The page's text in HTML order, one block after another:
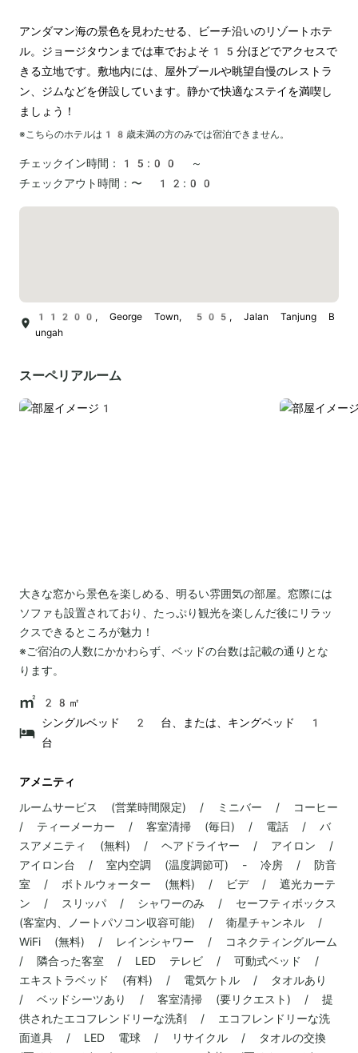
アンダマン海の景色を見わたせる、ビーチ沿いのリゾートホテ
ル。ジョージタウンまでは車でおよそ15分ほどでアクセスで
きる立地です。敷地内には、屋外プールや眺望自慢のレストラ
ン、ジムなどを併設しています。静かで快適なステイを満喫し
ましょう！
※こちらのホテルは 18 歳未満の方のみでは宿泊できません。
チェックイン時間：
15:00 ～
チェックアウト時間： 〜 12:00
11200, George Town, 505, Jalan Tanjung B
ungah
スーペリアルーム
大きな窓から景色を楽しめる、明るい雰囲気の部屋。窓際には
ソファも設置されており、たっぷり観光を楽しんだ後にリラッ
クスできるところが魅力！
※ご宿泊の人数にかかわらず、ベッドの台数は記載の通りとな
ります。
28㎡
シングルベッド 2 台、または、キングベッド 1
台
アメニティ
ルームサービス (営業時間限定) / ミニバー / コーヒー
/ ティーメーカー / 客室清掃 (毎日) / 電話 / バ
スアメニティ (無料) / ヘアドライヤー / アイロン /
アイロン台 / 室内空調 (温度調節可) - 冷房 / 防音
室 / ボトルウォーター (無料) / ビデ / 遮光カーテ
ン / スリッパ / シャワーのみ / セーフティボックス
(客室内、ノートパソコン収容可能) / 衛星チャンネル /
WiFi (無料) / レインシャワー / コネクティングルーム
/ 隣合った客室 / LED テレビ / 可動式ベッド /
エキストラベッド (有料) / 電気ケトル / タオルあり
/ ベッドシーツあり / 客室清掃 (要リクエスト) / 提
供されたエコフレンドリーな洗剤 / エコフレンドリーな洗
面道具 / LED 電球 / リサイクル / タオルの交換